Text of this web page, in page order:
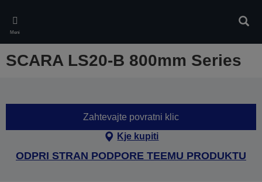
main
content
Meni
SCARA LS20-B 800mm Series
Zahtevajte povratni klic
Kje kupiti
ODPRI STRAN PODPORE TEEMU PRODUKTU